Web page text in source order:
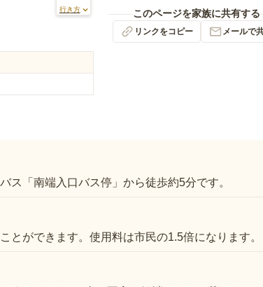
行き方 このページを家族に共有する
リンクをコピー メールで
ス「南端入口バス停」から徒歩約5分です。
とができます。使用料は市民の1.5倍になります。